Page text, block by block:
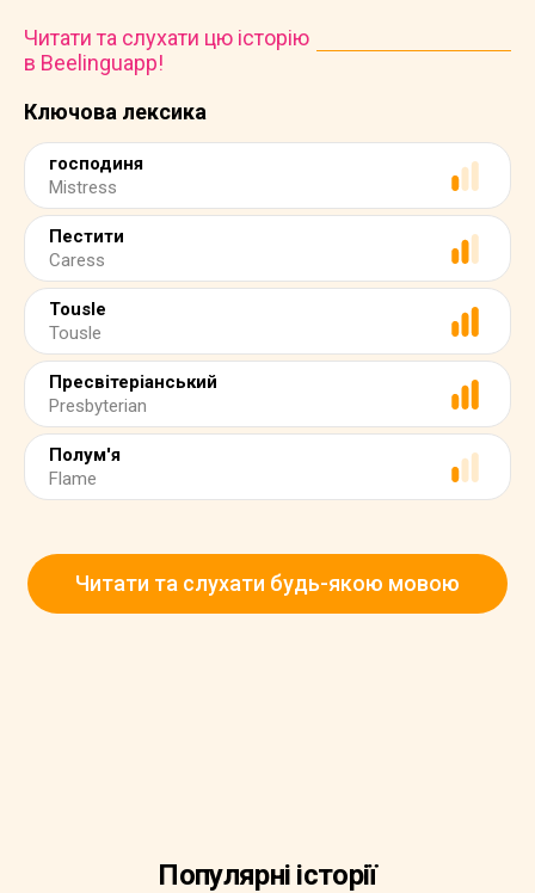
Ключова лексика
господиня
Mistress
Пестити
Caress
Tousle
Tousle
Пресвітеріанський
Presbyterian
Полум'я
Flame
Читати та слухати цю історію
в Beelinguapp!
Читати та слухати будь-якою мовою
Популярні історії